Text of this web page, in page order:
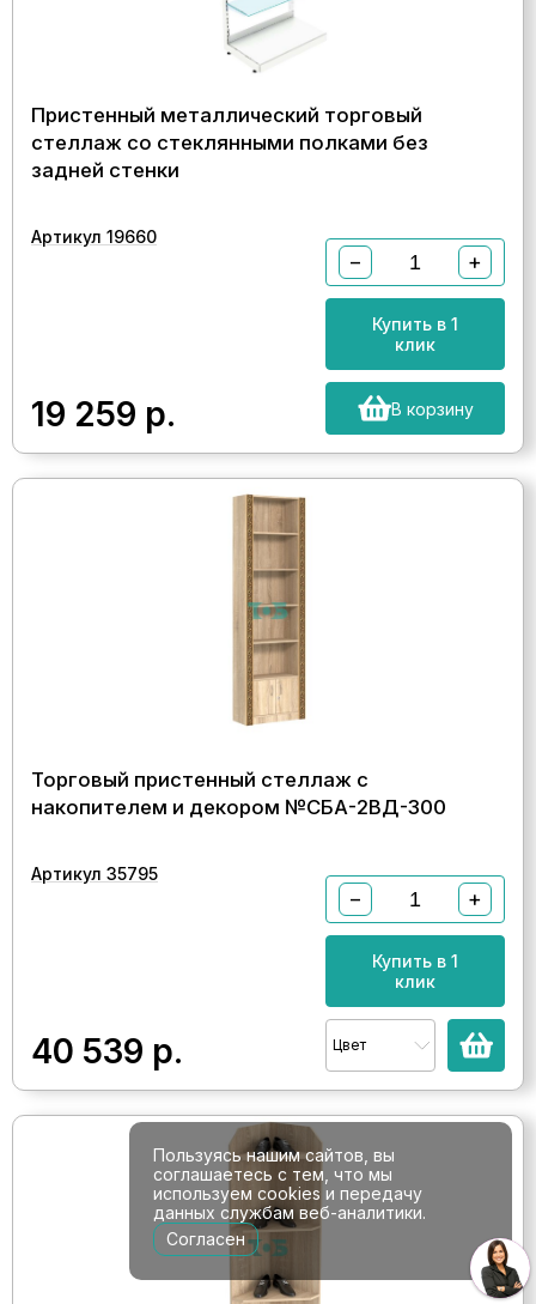
Пристенный металлический торговый
стеллаж со стеклянными полками без
задней стенки
Артикул 19660
19 259 р.
− +
Купить в 1
клик
В корзину
Торговый пристенный стеллаж с
накопителем и декором №СБА-2ВД-300
Артикул 35795
40 539 р.
− +
Купить в 1
клик
Цвет
Пользуясь нашим сайтов, вы
соглашаетесь с тем, что мы
используем cookies и передачу
данных службам веб-аналитики.
Согласен